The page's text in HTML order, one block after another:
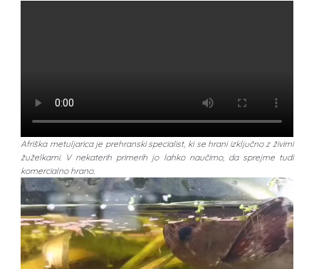
Afriška metuljarica je prehranski specialist, ki se hrani izključno z živimi
žuželkami. V nekaterih primerih jo lahko naučimo, da sprejme tudi
komercialno hrano.